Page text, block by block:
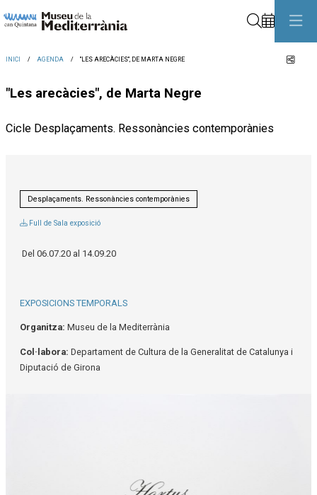
INICI AGENDA "LES ARECÀCIES", DE MARTA NEGRE
"Les arecàcies", de Marta Negre
Cicle Desplaçaments. Ressonàncies contemporànies
Desplaçaments. Ressonàncies contemporànies
Full de Sala exposició
Del 06.07.20 al 14.09.20
EXPOSICIONS TEMPORALS
Organitza: Museu de la Mediterrània
Col·labora: Departament de Cultura de la Generalitat de Catalunya i
Diputació de Girona